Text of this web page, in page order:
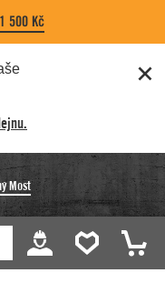
500 Kč
Most